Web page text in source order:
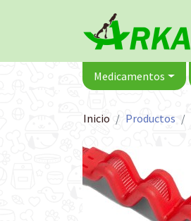
Medicamentos
Inicio Productos